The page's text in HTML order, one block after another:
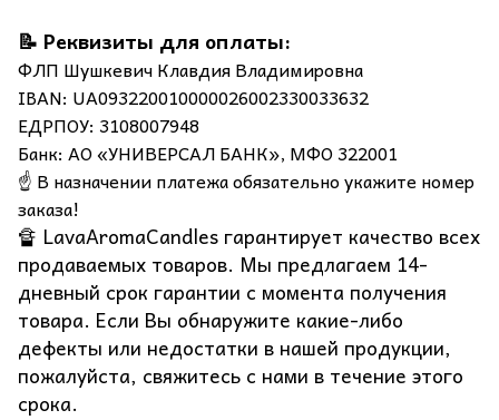
📝 Реквизиты для оплаты:
ФЛП Шушкевич Клавдия Владимировна
IBAN: UA093220010000026002330033632
ЕДРПОУ: 3108007948
Банк: АО «УНИВЕРСАЛ БАНК», МФО 322001
☝️ В назначении платежа обязательно укажите номер
заказа!
🔏 LavaAromaCandles гарантирует качество всех
продаваемых товаров. Мы предлагаем 14-
дневный срок гарантии с момента получения
товара. Если Вы обнаружите какие-либо
дефекты или недостатки в нашей продукции,
пожалуйста, свяжитесь с нами в течение этого
срока.